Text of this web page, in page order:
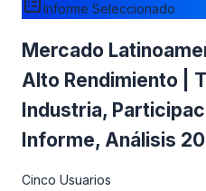
Informe Seleccionado
Mercado
Alto Rendimiento |
Industria,
Informe, Análisis
Cinco Usuarios